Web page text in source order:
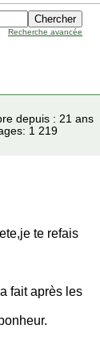
Recherche avancée
depuis : 21 ans
1 219
te refais
fait après les